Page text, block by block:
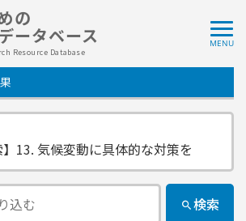
の
ータベース
Resource Database
】13. 気候変動に具体的な対策を
検索